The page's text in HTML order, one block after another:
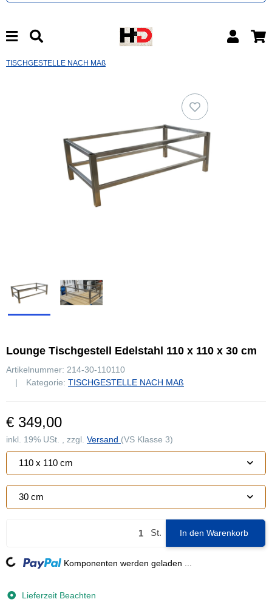
TISCHGESTELLE NACH MAß
Lounge Tischgestell Edelstahl 110 x 110 x 30 cm
Artikelnummer: 214-30-110110
Kategorie: TISCHGESTELLE NACH MAß
€ 349,00
inkl. 19% USt. , zzgl. Versand (VS Klasse 3)
110 x 110 cm
30 cm
St. In den Warenkorb
Loading... Komponenten werden geladen ...
Lieferzeit Beachten